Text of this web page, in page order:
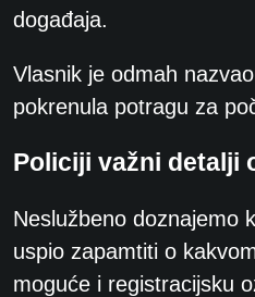
događaja.
Vlasnik je odmah
pokrenula potragu za
Policiji važni detalji
Neslužbeno doznajemo
uspio zapamtiti o
moguće i registracijsku